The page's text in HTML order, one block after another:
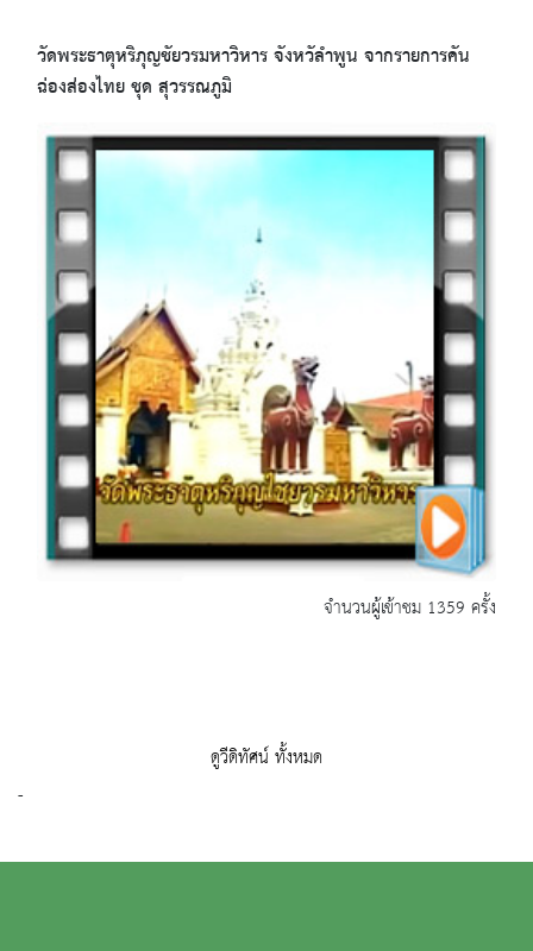
วัดพระธาตุหริภุญชัยวรมหาวิหาร จังหวัลำพูน จากรายการคัน
ฉ่องส่องไทย ชุด สุวรรณภูมิ
จำนวนผู้เข้าชม 1359 ครั้ง
ดูวีดิทัศน์ ทั้งหมด
-